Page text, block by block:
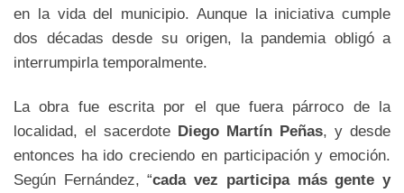
en la vida del municipio. Aunque la iniciativa cumple
dos décadas desde su origen, la pandemia obligó a
interrumpirla temporalmente.
La obra fue escrita por el que fuera párroco de la
localidad, el sacerdote Diego Martín Peñas, y desde
entonces ha ido creciendo en participación y emoción.
Según Fernández, “cada vez participa más gente y